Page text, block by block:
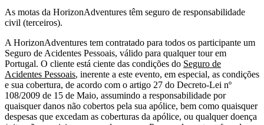
As motas da HorizonAdventures têm seguro de responsabilidade
civil (terceiros).
A HorizonAdventures tem contratado para todos os participante um
Seguro de Acidentes Pessoais, válido para qualquer tour em
Portugal. O cliente está ciente das condições do Seguro de
Acidentes Pessoais, inerente a este evento, em especial, as condições
e sua cobertura, de acordo com o artigo 27 do Decreto-Lei nº
108/2009 de 15 de Maio, assumindo a responsabilidade por
quaisquer danos não cobertos pela sua apólice, bem como quaisquer
despesas que excedam as coberturas da apólice, ou qualquer doença